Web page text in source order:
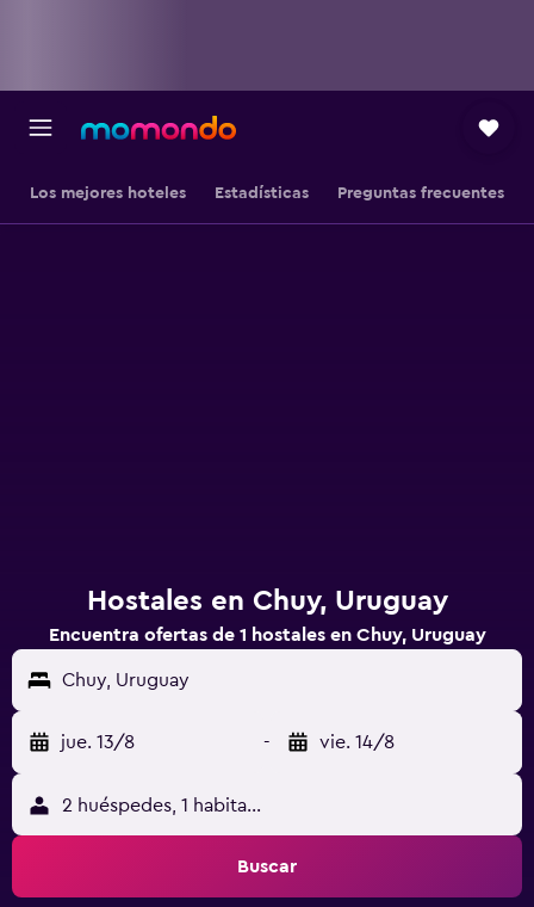
Los mejores hoteles Estadísticas Preguntas frecuentes
Hostales en Chuy, Uruguay
Encuentra ofertas de 1 hostales en Chuy, Uruguay
Chuy, Uruguay
jue. 13/8 - vie. 14/8
2 huéspedes, 1 habitación
Buscar